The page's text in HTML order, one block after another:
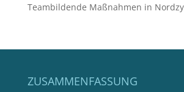
Teambildende Maßnahmen in
ZUSAMMENFASSUNG